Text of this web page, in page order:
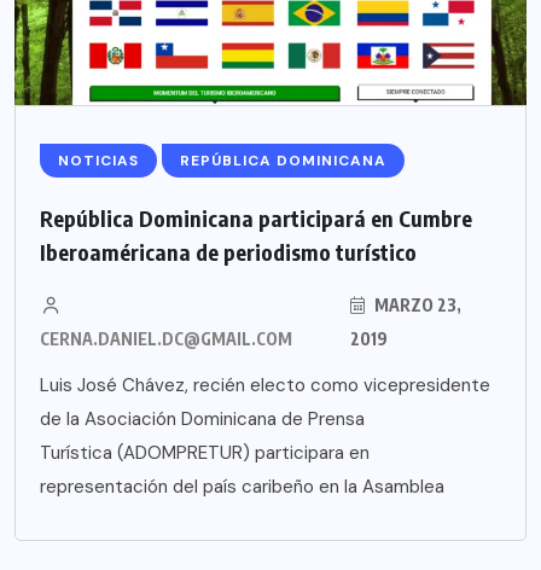
NOTICIAS REPÚBLICA DOMINICANA
República Dominicana participará en Cumbre
Iberoaméricana de periodismo turístico
CERNA.DANIEL.DC@GMAIL.COM
MARZO 23,
2019
Luis José Chávez, recién electo como vicepresidente
de la Asociación Dominicana de Prensa
Turística (ADOMPRETUR) participara en
representación del país caribeño en la Asamblea